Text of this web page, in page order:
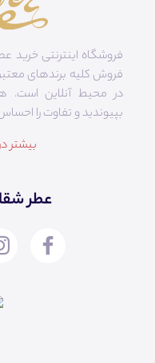
فروشگاه اینترنتی خرید
فروش کلیه برندهای معتبر
در محیط آنلاین است.
بپیوندید و تفاوت را
بیشتر
عطر